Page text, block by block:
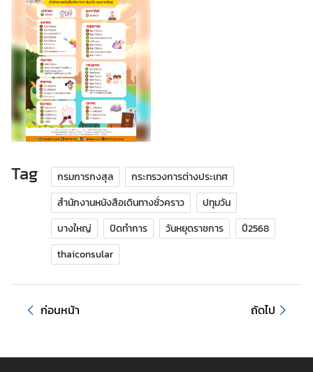
ถ
า
ม
-
ต
อ
บ
บ
บ
Tag กรมการกงสุล
กระทรวงการต่างประเทศ
สำนักงานหนังสือเดินทางชั่วคราว
ปทุมวัน
บางใหญ่
ปิดทำการ วันหยุดราชการ
ปี2568
thaiconsular
ก่อนหน้า ถัดไป